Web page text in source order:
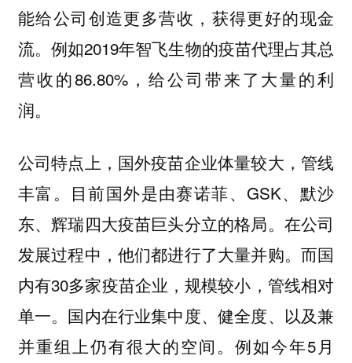
能给公司创造更多营收，获得更好的现金
流。例如2019年智飞生物的疫苗代理占其总
营收的86.80%，给公司带来了大量的利
润。
公司特点上，国外疫苗企业体量较大，管线
丰富。 目前国外是由赛诺菲、GSK、默沙
东、辉瑞四大疫苗巨头分立的格局。在公司
发展过程中，他们都进行了大量并购。而国
内有30多家疫苗企业，规模较小，管线相对
单一。国内在行业集中度、健全度、以及兼
并重组上仍有很大的空间。例如今年5月